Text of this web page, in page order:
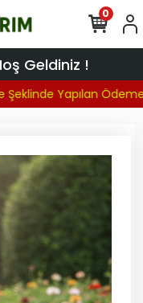
Geldiniz !
Şeklinde Yapılan
0